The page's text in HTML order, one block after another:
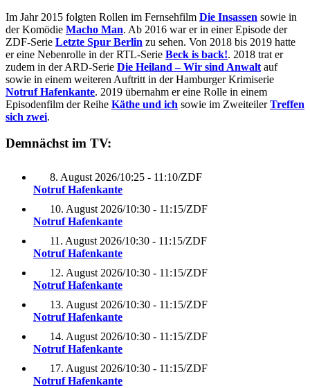
Im Jahr 2015 folgten Rollen im Fernsehfilm Die Insassen sowie in
der Komödie Macho Man. Ab 2016 war er in einer Episode der
ZDF-Serie Letzte Spur Berlin zu sehen. Von 2018 bis 2019 hatte
er eine Nebenrolle in der RTL-Serie Beck is back!. 2018 trat er
zudem in der ARD-Serie Die Heiland – Wir sind Anwalt auf
sowie in einem weiteren Auftritt in der Hamburger Krimiserie
Notruf Hafenkante. 2019 übernahm er eine Rolle in einem
Episodenfilm der Reihe Käthe und ich sowie im ZweiteilerTreffen
sich zwei.
Demnächst im TV:
8. August 2026/10:25 - 11:10/ZDF
Notruf Hafenkante
10. August 2026/10:30 - 11:15/ZDF
Notruf Hafenkante
11. August 2026/10:30 - 11:15/ZDF
Notruf Hafenkante
12. August 2026/10:30 - 11:15/ZDF
Notruf Hafenkante
13. August 2026/10:30 - 11:15/ZDF
Notruf Hafenkante
14. August 2026/10:30 - 11:15/ZDF
Notruf Hafenkante
17. August 2026/10:30 - 11:15/ZDF
Notruf Hafenkante